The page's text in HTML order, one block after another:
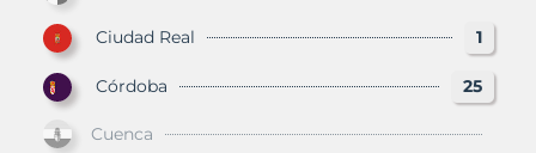
Ciudad Real 1
Córdoba 25
Cuenca